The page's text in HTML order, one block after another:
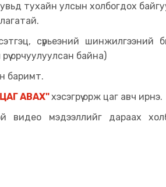
тухайн улсын холбогдох
сүрьеэний шинжилгээний
орчуулуулсан байна)
баримт.
АВАХ"хэсэгрүү орж цаг авч ирнэ.
видео мэдээллийг дараах